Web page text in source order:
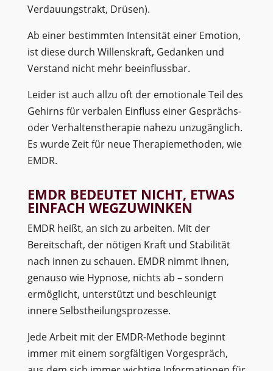
Verdauungstrakt, Drüsen).
Ab einer bestimmten Intensität einer Emotion,
ist diese durch Willenskraft, Gedanken und
Verstand nicht mehr beeinflussbar.
Leider ist auch allzu oft der emotionale Teil des
Gehirns für verbalen Einfluss einer Gesprächs-
oder Verhaltenstherapie nahezu unzugänglich.
Es wurde Zeit für neue Therapiemethoden, wie
EMDR.
EMDR BEDEUTET NICHT, ETWAS
EINFACH WEGZUWINKEN
EMDR heißt, an sich zu arbeiten. Mit der
Bereitschaft, der nötigen Kraft und Stabilität
nach innen zu schauen. EMDR nimmt Ihnen,
genauso wie Hypnose, nichts ab – sondern
ermöglicht, unterstützt und beschleunigt
innere Selbstheilungsprozesse.
Jede Arbeit mit der EMDR-Methode beginnt
immer mit einem sorgfältigen Vorgespräch,